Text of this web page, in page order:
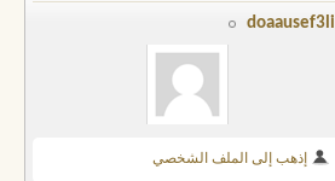
doaausef3li
إذهب إلى الملف الشخصي